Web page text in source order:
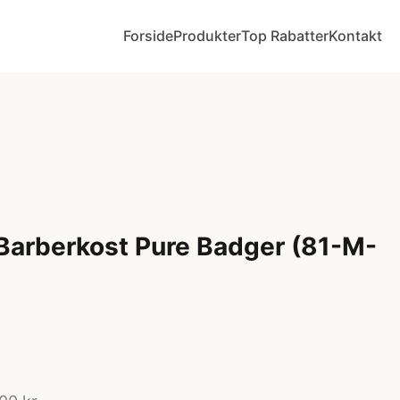
ForsideProdukterTop RabatterKontakt
Pure Badger (81-M-